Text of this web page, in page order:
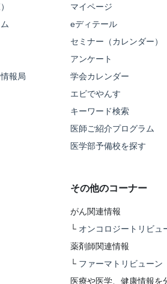
報局
マイページ
eディテール
セミナー（カレンダー）
アンケート
学会カレンダー
エビでやんす
キーワード検索
医師ご紹介プログラム
医学部予備校を探す
その他のコーナー
がん関連情報
└ オンコロジートリビュ
薬剤師関連情報
└ ファーマトリビューン
医療や医学、健康情報を